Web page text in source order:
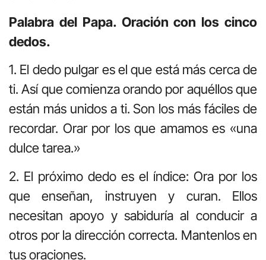
Palabra del Papa. Oración con los cinco
dedos.
1. El dedo pulgar es el que está más cerca de
ti. Así que comienza orando por aquéllos que
están más unidos a ti. Son los más fáciles de
recordar. Orar por los que amamos es «una
dulce tarea.»
2. El próximo dedo es el índice: Ora por los
que enseñan, instruyen y curan. Ellos
necesitan apoyo y sabiduría al conducir a
otros por la dirección correcta. Mantenlos en
tus oraciones.